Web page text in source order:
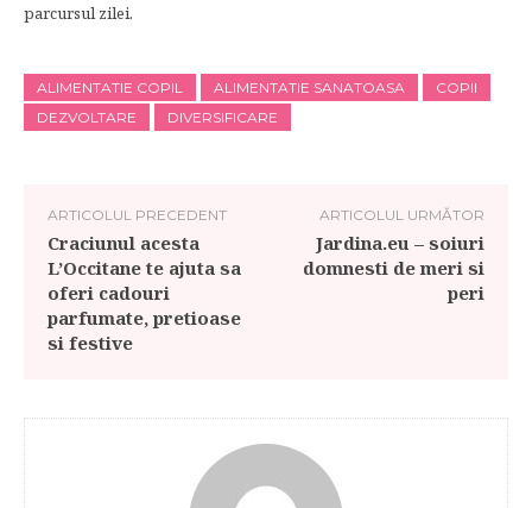
parcursul zilei.
ALIMENTATIE COPIL ALIMENTATIE SANATOASA
COPII
DEZVOLTARE
DIVERSIFICARE
ARTICOLUL PRECEDENT
Craciunul acesta
L’Occitane te ajuta sa
oferi cadouri
parfumate, pretioase
si festive
ARTICOLUL URMĂTOR
Jardina.eu – soiuri
domnesti de meri si
peri